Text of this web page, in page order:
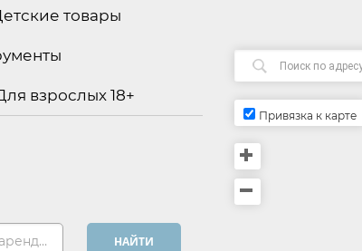
товары
взрослых 18+
НАЙТИ
Хочу арендовать...
Привязка к карте